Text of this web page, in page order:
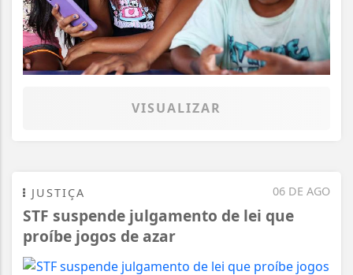
VISUALIZAR
06 DE AGO
JUSTIÇA
STF suspende julgamento de lei que
proíbe jogos de azar